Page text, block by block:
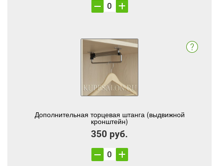
Дополнительная торцевая штанга (выдвижной
кронштейн)
350 руб.